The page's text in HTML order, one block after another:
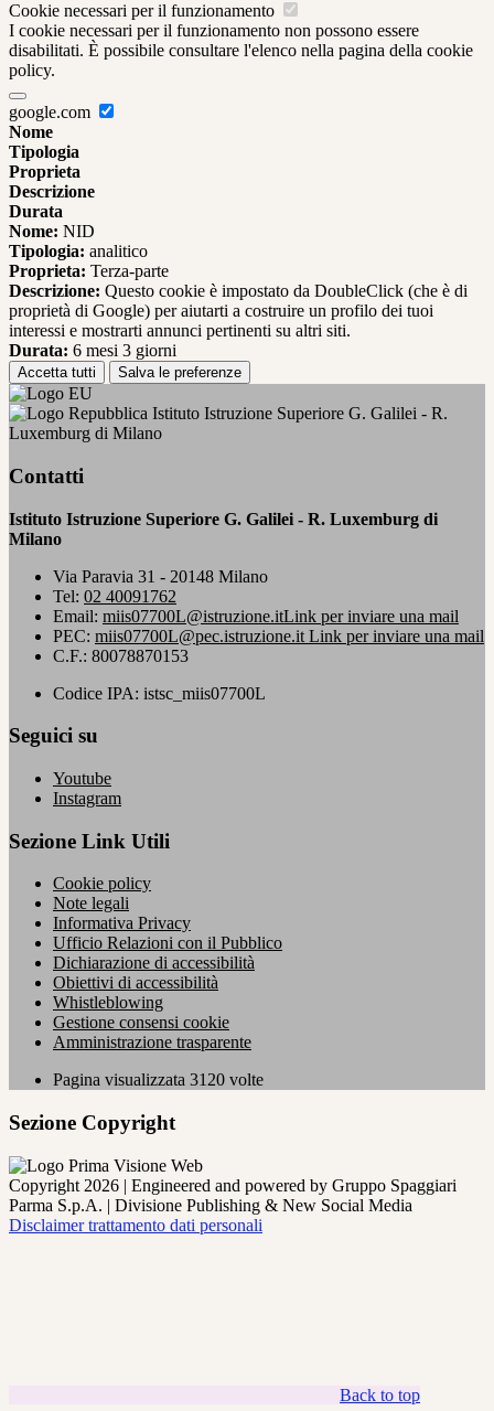
Cookie necessari per il funzionamento
I cookie necessari per il funzionamento non possono essere
disabilitati. È possibile consultare l'elenco nella pagina della cookie
policy.
google.com
Nome
Tipologia
Proprieta
Descrizione
Durata
Nome: NID
Tipologia: analitico
Proprieta: Terza-parte
Descrizione: Questo cookie è impostato da DoubleClick (che è di
proprietà di Google) per aiutarti a costruire un profilo dei tuoi
interessi e mostrarti annunci pertinenti su altri siti.
Durata: 6 mesi 3 giorni
Accetta tutti Salva le preferenze
Istituto Istruzione Superiore G. Galilei - R.
Luxemburg di Milano
Contatti
Istituto Istruzione Superiore G. Galilei - R. Luxemburg di
Milano
Via Paravia 31 - 20148 Milano
Tel: 02 40091762
Email: miis07700L@istruzione.itLink per inviare una mail
PEC: miis07700L@pec.istruzione.it Link per inviare una mail
C.F.: 80078870153
Codice IPA: istsc_miis07700L
Seguici su
Youtube
Instagram
Sezione Link Utili
Cookie policy
Note legali
Informativa Privacy
Ufficio Relazioni con il Pubblico
Dichiarazione di accessibilità
Obiettivi di accessibilità
Whistleblowing
Gestione consensi cookie
Amministrazione trasparente
Pagina visualizzata 3120 volte
Sezione Copyright
Copyright 2026 | Engineered and powered by Gruppo Spaggiari
Parma S.p.A. | Divisione Publishing & New Social Media
Disclaimer trattamento dati personali
Back to top